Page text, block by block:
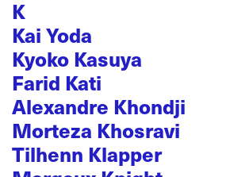
K
Kai Yoda
Kyoko Kasuya
Farid Kati
Alexandre Khondji
Morteza Khosravi
Tilhenn Klapper